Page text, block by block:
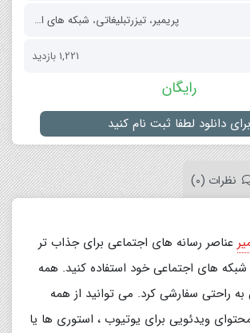
پریمیر، تیزرتبلیغاتی، شبکه های اجتماعی
1,221 بازدید
رایگان
برای دانلود لطفا ثبت نام کنید
نظرات (0)
عناصر رسانه های اجتماعی برای جذاب تر
های اجتماعی خود استفاده کنید. همه
به راحتی سفارشی کرد. می توانید از همه
ویدئویی برای یوتیوب ، استوری ها یا